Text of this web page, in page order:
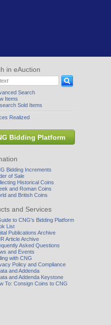
in eAuction
Search
Items
Sold Items
Realized
Bidding Platform
Bidding Increments
of Sale
Historical Coins
and Roman Coins
and British Coins
and Services
to CNG's Bidding Platform
List
Publications Archive
Article Archive
Asked Questions
and Events
with CNG
Policy and Compliance
and Addenda
and Addenda Keystone
To: Consign Coins to CNG